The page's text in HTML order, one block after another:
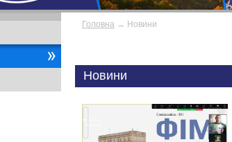
Головна → Новини
Новини